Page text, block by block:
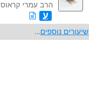
הרב עמרי קראוס
ע
שיעורים נוספים...